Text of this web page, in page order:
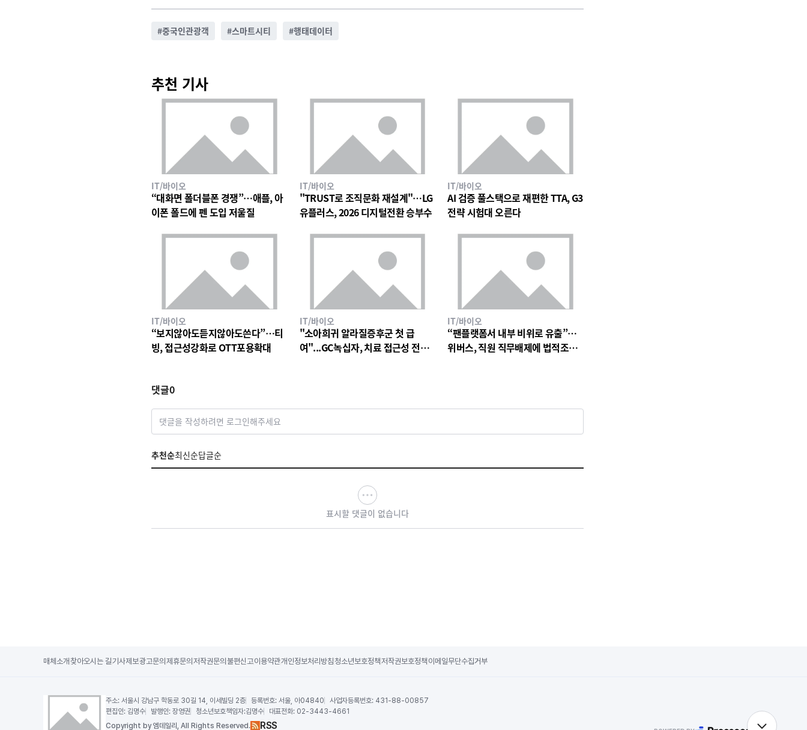
#중국인관광객 #스마트시티 #행태데이터
추천 기사
IT/바이오
“대화면 폴더블폰 경쟁”…애플, 아
이폰 폴드에 펜 도입 저울질
IT/바이오
"TRUST로 조직문화 재설계"…LG
유플러스, 2026 디지털전환 승부수
IT/바이오
AI 검증 풀스택으로 재편한 TTA, G3
전략 시험대 오른다
IT/바이오
“보지않아도듣지않아도쓴다”…티
빙, 접근성강화로 OTT포용확대
IT/바이오
"소아희귀 알라질증후군 첫 급
여"...GC녹십자, 치료 접근성 전환
IT/바이오
“팬플랫폼서 내부 비위로 유출”…
위버스, 직원 직무배제에 법적조치
댓글0
댓글을 작성하려면 로그인해주세요
추천순최신순답글순
표시할 댓글이 없습니다
매체소개 찾아오시는 길기사제보광고문의 제휴문의 저작권문의 불편신고이용약관개인정보처리방침 청소년보호정책저작권보호정책 이메일무단수집거부
주소:서울시 강남구 학동로 30길 14, 이세빌딩 2층 등록번호: 서울, 아04840 사업자등록번호: 431-88-00857
편집인: 김명수 발행인:장영권 청소년보호책임자:김명수 대표전화: 02-3443-4661
Copyright by 엠데일리, All Rights Reserved. RSS